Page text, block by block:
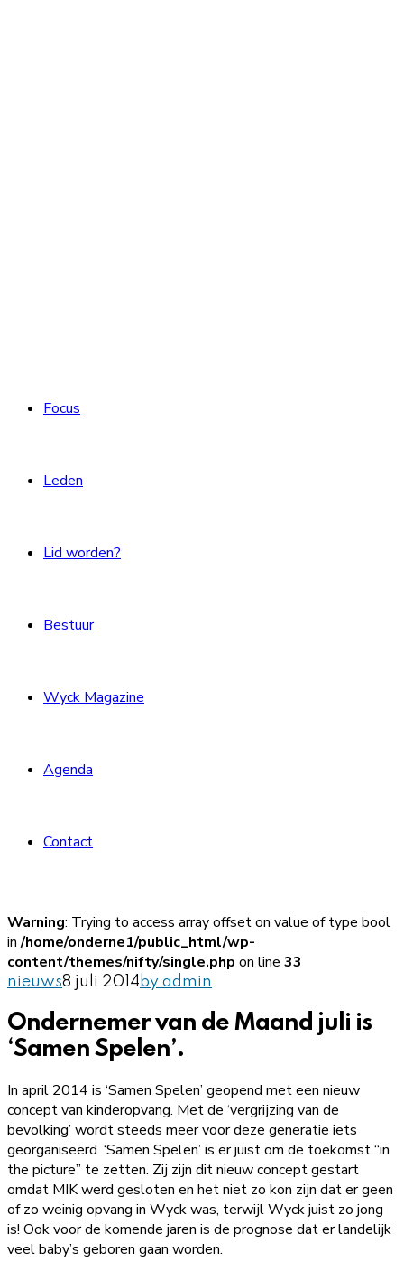
Focus
Leden
Lid worden?
Bestuur
Wyck Magazine
Agenda
Contact
Warning: Trying to access array offset on value of type bool
in/home/onderne1/public_html/wp-
content/themes/nifty/single.php on line 33
nieuws8 juli 2014 by admin
Ondernemer van de Maand juli is
‘Samen Spelen’.
In april 2014 is ‘Samen Spelen’ geopend met een nieuw
concept van kinderopvang. Met de ‘vergrijzing van de
bevolking’ wordt steeds meer voor deze generatie iets
georganiseerd. ‘Samen Spelen’ is er juist om de toekomst “in
the picture” te zetten. Zij zijn dit nieuw concept gestart
omdat MIK werd gesloten en het niet zo kon zijn dat er geen
of zo weinig opvang in Wyck was, terwijl Wyck juist zo jong
is! Ook voor de komende jaren is de prognose dat er landelijk
veel baby’s geboren gaan worden.